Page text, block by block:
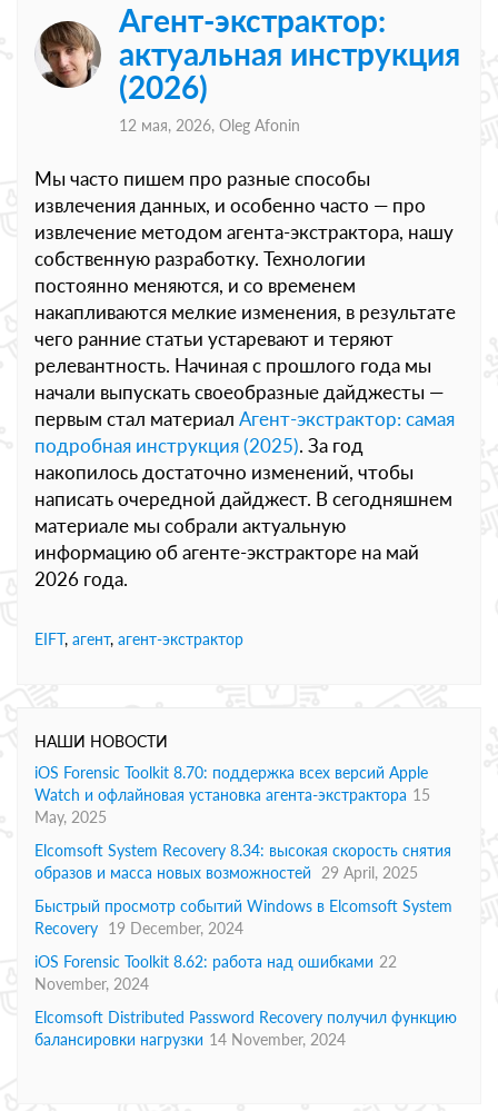
Агент-экстрактор:
актуальная инструкция
(2026)
12 мая, 2026, Oleg Afonin
Мы часто пишем про разные способы
извлечения данных, и особенно часто — про
извлечение методом агента-экстрактора, нашу
собственную разработку. Технологии
постоянно меняются, и со временем
накапливаются мелкие изменения, в результате
чего ранние статьи устаревают и теряют
релевантность. Начиная с прошлого года мы
начали выпускать своеобразные дайджесты —
первым стал материал Агент-экстрактор: самая
подробная инструкция (2025). За год
накопилось достаточно изменений, чтобы
написать очередной дайджест. В сегодняшнем
материале мы собрали актуальную
информацию об агенте-экстракторе на май
2026 года.
EIFT, агент, агент-экстрактор
НАШИ НОВОСТИ
iOS Forensic Toolkit 8.70: поддержка всех версий Apple
Watch и офлайновая установка агента-экстрактора 15
May, 2025
Elcomsoft System Recovery 8.34: высокая скорость снятия
образов и масса новых возможностей
29 April, 2025
Быстрый просмотр событий Windows в Elcomsoft System
Recovery 19 December, 2024
iOS Forensic Toolkit 8.62: работа над ошибками 22
November, 2024
Elcomsoft Distributed Password Recovery получил функцию
балансировки нагрузки 14 November, 2024